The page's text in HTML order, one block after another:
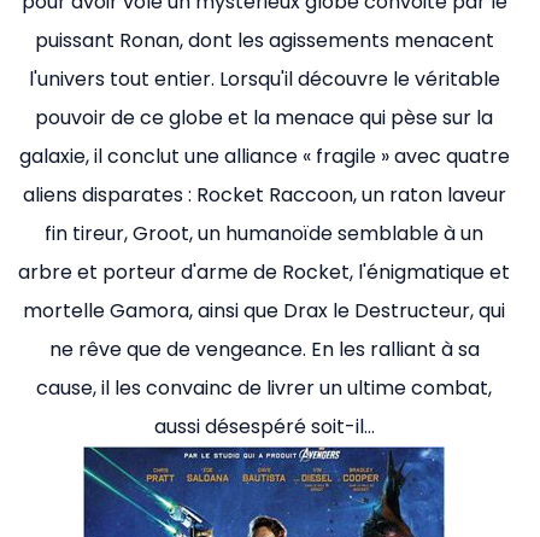
puissant Ronan, dont les agissements menacent
l'univers tout entier. Lorsqu'il découvre le véritable
pouvoir de ce globe et la menace qui pèse sur la
galaxie, il conclut une alliance « fragile » avec quatre
aliens disparates : Rocket Raccoon, un raton laveur
fin tireur, Groot, un humanoïde semblable à un
arbre et porteur d'arme de Rocket, l'énigmatique et
mortelle Gamora, ainsi que Drax le Destructeur, qui
ne rêve que de vengeance. En les ralliant à sa
cause, il les convainc de livrer un ultime combat,
aussi désespéré soit-il…